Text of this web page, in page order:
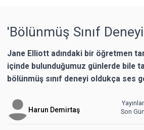
'Bölünmüş Sınıf
Jane Elliott adındaki bir öğretmen
içinde bulunduğumuz günlerde bile
bölünmüş sınıf deneyi oldukça ses
Harun Demirtaş
Son